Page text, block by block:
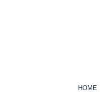
HOME